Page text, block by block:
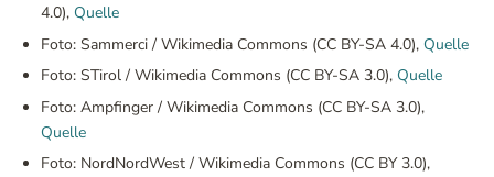
4.0), Quelle
Foto: Sammerci / Wikimedia Commons (CC BY-SA 4.0), Quelle
Foto: STirol / Wikimedia Commons (CC BY-SA 3.0), Quelle
Foto: Ampfinger / Wikimedia Commons (CC BY-SA 3.0),
Quelle
Foto: NordNordWest / Wikimedia Commons (CC BY 3.0),